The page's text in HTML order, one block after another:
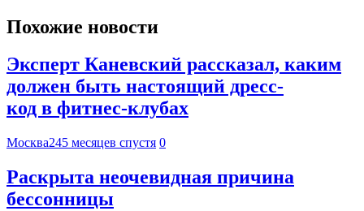
Похожие новости
Эксперт Каневский рассказал, каким
должен быть настоящий дресс-
код в фитнес-клубах
Москва245 месяцев спустя 0
Раскрыта неочевидная причина
бессонницы